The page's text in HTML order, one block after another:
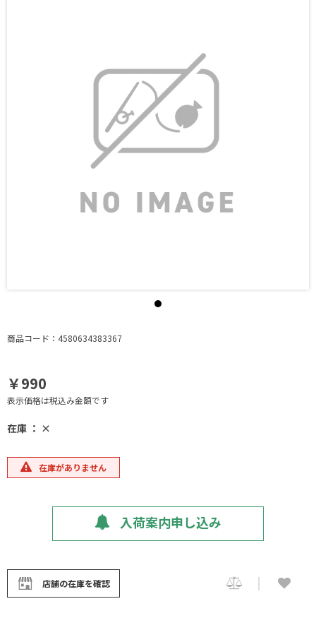
商品コード：4580634383367
￥990
表示価格は税込み金額です
在庫 ： ×
在庫がありません
入荷案内申し込み
店舗の在庫を確認